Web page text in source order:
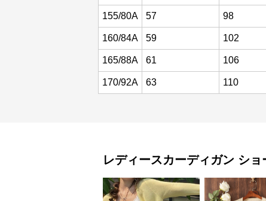
155/80A 57 98
160/84A 59 102
165/88A 61 106
170/92A 63 110
レディースカーディガン ショ